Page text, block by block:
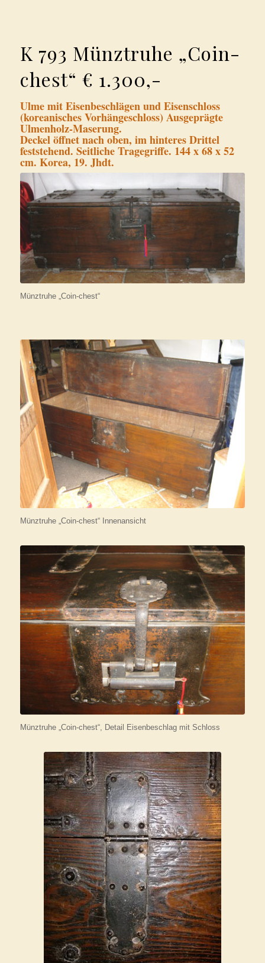
K 793 Münztruhe „Coin-
chest“ € 1.300,-
Ulme mit Eisenbeschlägen und Eisenschloss
(koreanisches Vorhängeschloss) Ausgeprägte
Ulmenholz-Maserung.
Deckel öffnet nach oben, im hinteres Drittel
feststehend. Seitliche Tragegriffe. 144 x 68 x 52
cm. Korea, 19. Jhdt.
Münztruhe „Coin-chest“
Münztruhe „Coin-chest“ Innenansicht
Münztruhe „Coin-chest“, Detail Eisenbeschlag mit Schloss